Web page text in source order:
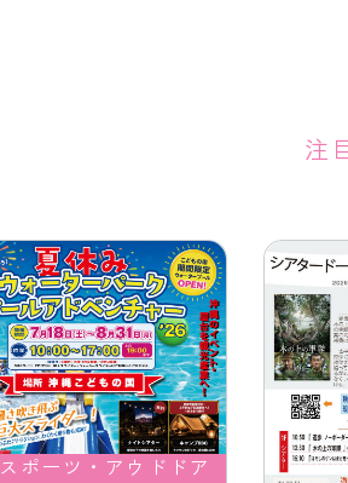
注
スポーツ・アウドドア